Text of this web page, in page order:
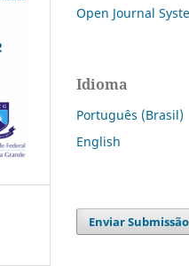
Open Journal
Idioma
Português (Brasil)
English
Enviar Submissão